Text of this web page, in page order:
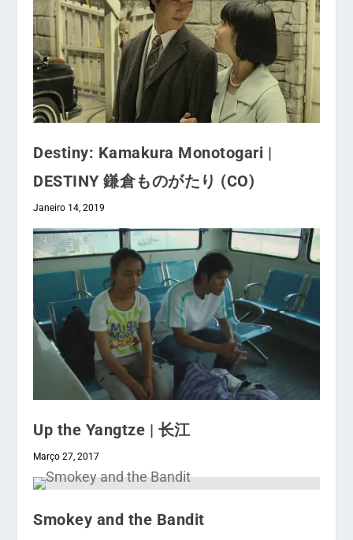
Destiny: Kamakura Monotogari |
DESTINY 鎌倉ものがたり (CO)
Janeiro 14, 2019
Up the Yangtze | 长江
Março 27, 2017
Smokey and the Bandit